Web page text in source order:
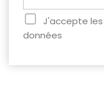
J'accepte
données